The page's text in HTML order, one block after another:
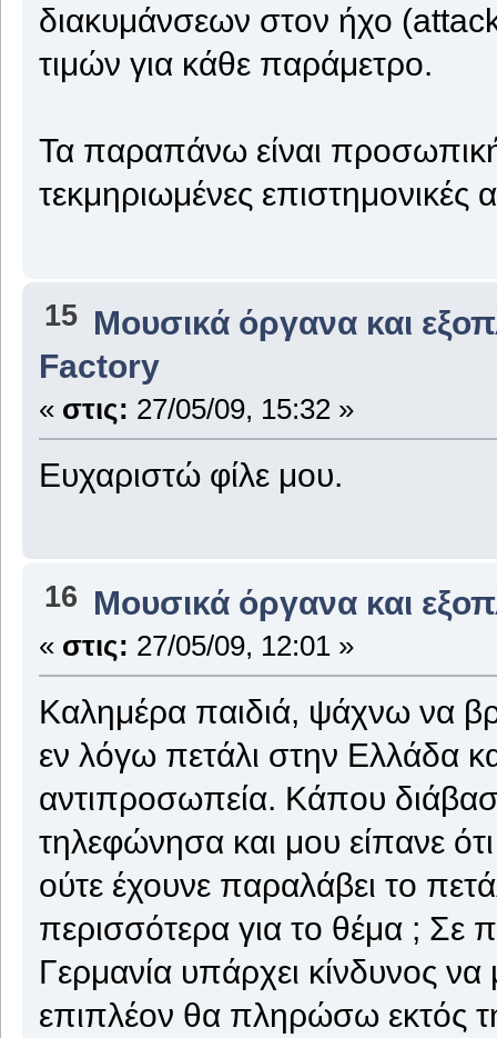
διακυμάνσεων στον ήχο
τιμών για κάθε παράμετρο.
Τα παραπάνω είναι
τεκμηριωμένες επιστημονικές
15 Μουσικά όργανα και
Factory
« στις: 27/05/09, 15:32 »
Ευχαριστώ φίλε μου.
16 Μουσικά όργανα και
« στις: 27/05/09, 12:01 »
Καλημέρα παιδιά, ψάχνω να
εν λόγω πετάλι στην Ελλάδα
αντιπροσωπεία. Κάπου
τηλεφώνησα και μου είπανε
ούτε έχουνε παραλάβει το
περισσότερα για το θέμα ;
Γερμανία υπάρχει κίνδυνος
επιπλέον θα πληρώσω εκτός